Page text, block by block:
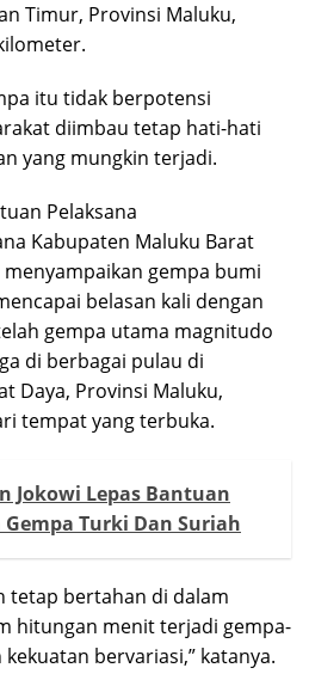
Timur, Provinsi Maluku,
itu tidak berpotensi
diimbau tetap hati-hati
yang mungkin terjadi.
Pelaksana
Kabupaten Maluku Barat
menyampaikan gempa bumi
belasan kali dengan
gempa utama magnitudo
di berbagai pulau di
Daya, Provinsi Maluku,
tempat yang terbuka.
Jokowi Lepas Bantuan
Turki Dan Suriah
tetap bertahan di dalam
hitungan menit terjadi gempa-
bervariasi,” katanya.